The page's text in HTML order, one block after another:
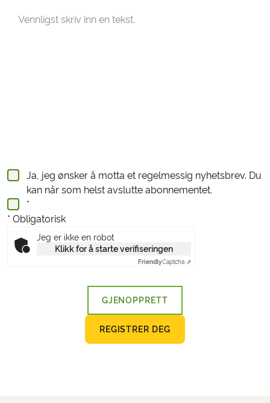
Ja, jeg ønsker å motta et regelmessig nyhetsbrev. Du
kan når som helst avslutte abonnementet.
*
* Obligatorisk
Jeg er ikke en robot
Klikk for å starte verifiseringen
FriendlyCaptcha ⇗
GJENOPPRETT
REGISTRER DEG